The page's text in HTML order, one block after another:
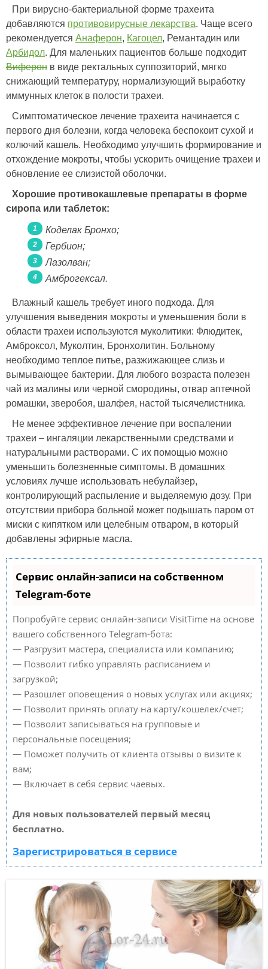
При вирусно-бактериальной форме трахеита
добавляются противовирусные лекарства. Чаще всего
рекомендуется Анаферон, Кагоцел, Ремантадин или
Арбидол. Для маленьких пациентов больше подходит
Виферон в виде ректальных суппозиторий, мягко
снижающий температуру, нормализующий выработку
иммунных клеток в полости трахеи.
Симптоматическое лечение трахеита начинается с
первого дня болезни, когда человека беспокоит сухой и
колючий кашель. Необходимо улучшить формирование и
отхождение мокроты, чтобы ускорить очищение трахеи и
обновление ее слизистой оболочки.
Хорошие противокашлевые препараты в форме
сиропа или таблеток:
Коделак Бронхо;
Гербион;
Лазолван;
Амброгексал.
Влажный кашель требует иного подхода. Для
улучшения выведения мокроты и уменьшения боли в
области трахеи используются муколитики: Флюдитек,
Амброксол, Муколтин, Бронхолитин. Больному
необходимо теплое питье, разжижающее слизь и
вымывающее бактерии. Для любого возраста полезен
чай из малины или черной смородины, отвар аптечной
ромашки, зверобоя, шалфея, настой тысячелистника.
Не менее эффективное лечение при воспалении
трахеи – ингаляции лекарственными средствами и
натуральными растворами. С их помощью можно
уменьшить болезненные симптомы. В домашних
условиях лучше использовать небулайзер,
контролирующий распыление и выделяемую дозу. При
отсутствии прибора больной может подышать паром от
миски с кипятком или целебным отваром, в который
добавлены эфирные масла.
Сервис онлайн-записи на собственном
Telegram-боте
Попробуйте сервис онлайн-записи VisitTime на основе
вашего собственного Telegram-бота:
— Разгрузит мастера, специалиста или компанию;
— Позволит гибко управлять расписанием и
загрузкой;
— Разошлет оповещения о новых услугах или акциях;
— Позволит принять оплату на карту/кошелек/счет;
— Позволит записываться на групповые и
персональные посещения;
— Поможет получить от клиента отзывы о визите к
вам;
— Включает в себя сервис чаевых.
Для новых пользователей первый месяц
бесплатно.
Зарегистрироваться в сервисе